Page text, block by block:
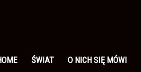
ŚWIAT O NICH SIĘ MÓWI